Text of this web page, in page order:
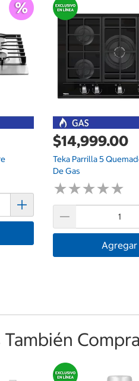
$14,999.00
Teka Parrilla 5
De Gas
★★★★★
★★★★★
Agregar